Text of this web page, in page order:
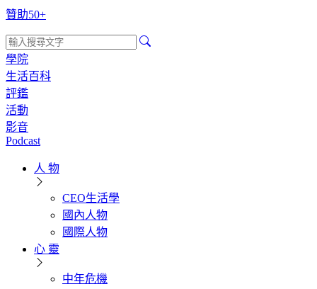
贊助50+
學院
生活百科
評鑑
活動
影音
Podcast
人 物
CEO生活學
國內人物
國際人物
心 靈
中年危機